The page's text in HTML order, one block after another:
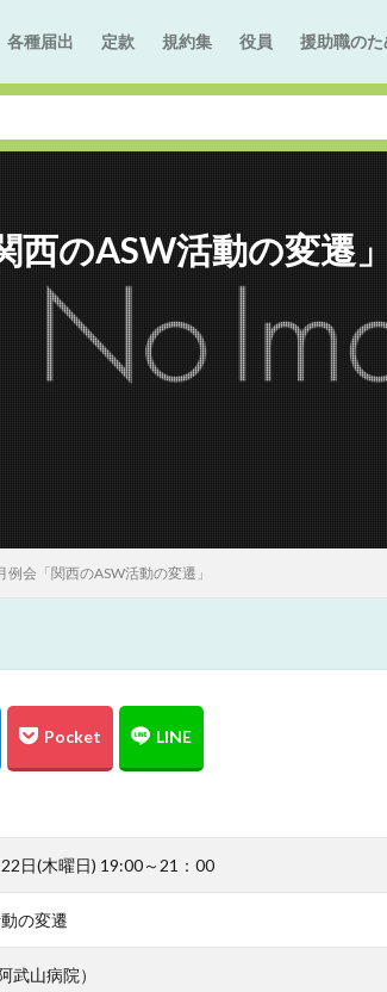
各種届出 定款 規約集 役員 援助職の
のASW活動の変遷」
例会「関西のASW活動の変遷」
日(木曜日) 19:00～21：00
の変遷
武山病院）